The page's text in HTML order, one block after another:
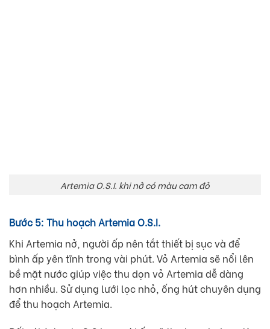
Artemia O.S.I. khi nở có màu cam đỏ
Bước 5: Thu hoạch Artemia O.S.I.
Khi Artemia nở, người ấp nên tắt thiết bị sục và để
bình ấp yên tĩnh trong vài phút. Vỏ Artemia sẽ nổi lên
bề mặt nước giúp việc thu dọn vỏ Artemia dễ dàng
hơn nhiều. Sử dụng lưới lọc nhỏ, ống hút chuyên dụng
để thu hoạch Artemia.